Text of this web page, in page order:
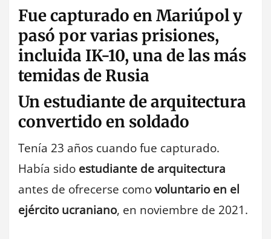
Fue capturado en Mariúpol y
pasó por varias prisiones,
incluida IK-10, una de las más
temidas de Rusia
Un estudiante de arquitectura
convertido en soldado
Tenía 23 años cuando fue capturado.
Había sido estudiante de arquitectura
antes de ofrecerse comovoluntario en el
ejército ucraniano, en noviembre de 2021.